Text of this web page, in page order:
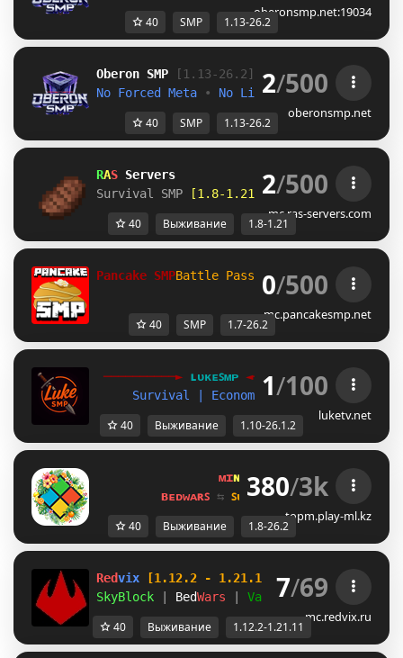
oberonsmp.net:19034
40 SMP 1.13-26.2
Oberon SMP
[1.13-26.2]
No Forced Meta
• No Limits
2/500
oberonsmp.net
40 SMP 1.13-26.2
RAS Servers
Survival SMP
[1.8-1.21] 2/500
mc.ras-servers.com
40 Выживание 1.8-1.21
Pancake SMPBattle Pass! Supports 1.7 - 26.2
0/500
mc.pancakesmp.net
40 SMP 1.7-26.2
──────────► ʟᴜᴋᴇꜱᴍᴘ ◄───────────
Survival | Economy | No Claims
1/100
luketv.net
40 Выживание 1.10-26.1.2
ᴍɪɴᴇ ʟᴀɴᴅ ɴᴇᴛᴡᴏʀᴋ ☀
ʙᴇᴅᴡᴀʀꜱ ⇆ ꜱᴜʀᴠɪᴠᴀʟ ꜱᴍᴘ ⇆ ꜱᴋʏʙʟᴏᴄᴋ
380/3k
topm.play-ml.kz
40 Выживание 1.8-26.2
Redvix
[1.12.2 - 1.21.11]
SkyBlock
BedWars Vanilla:SMP+
7/69
mc.redvix.ru
40 Выживание 1.12.2-1.21.11